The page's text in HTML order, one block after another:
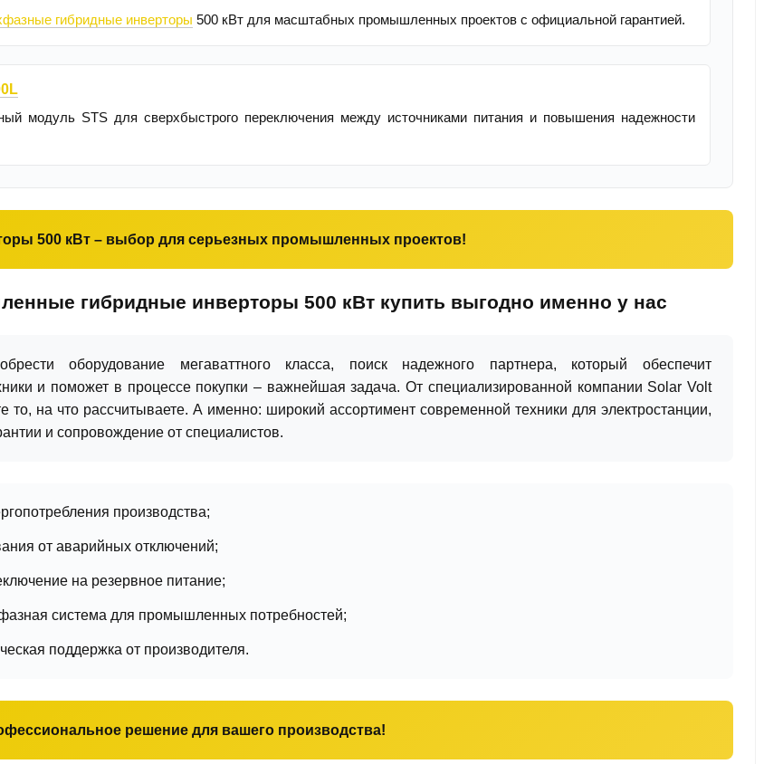
гибридные инверторы 500 кВт для масштабных промышленных проектов с официальной гарантией.
модуль STS для сверхбыстрого переключения между источниками питания и повышения надежности
500 кВт – выбор для серьезных промышленных проектов!
гибридные инверторы 500 кВт купить выгодно именно у нас
оборудование мегаваттного класса, поиск надежного партнера, который обеспечит
и поможет в процессе покупки – важнейшая задача. От специализированной компании Solar Volt
то, на что рассчитываете. А именно: широкий ассортимент современной техники для электростанции,
и сопровождение от специалистов.
производства;
от аварийных отключений;
на резервное питание;
система для промышленных потребностей;
поддержка от производителя.
решение для вашего производства!